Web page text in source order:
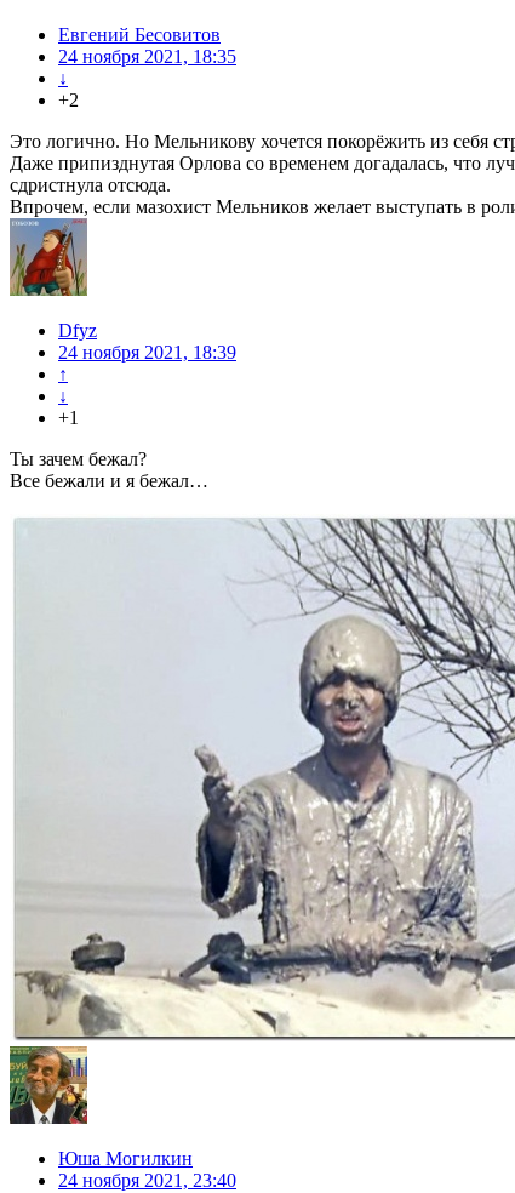
Евгений Бесовитов
24 ноября 2021, 18:35
↓
+2
Это логично. Но Мельникову хочется покорёжить из себя
Даже припизднутая Орлова со временем догадалась, что
сдристнула отсюда.
Впрочем, если мазохист Мельников желает выступать в
Dfyz
24 ноября 2021, 18:39
↑
↓
+1
Ты зачем бежал?
Все бежали и я бежал…
Юша Могилкин
24 ноября 2021, 23:40